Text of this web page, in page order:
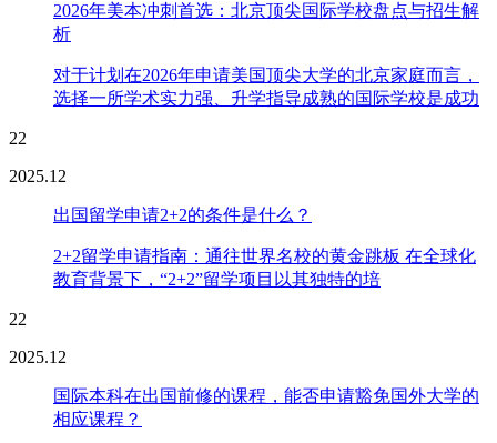
2026年美本冲刺首选：北京顶尖国际学校盘点与招生解
析
对于计划在2026年申请美国顶尖大学的北京家庭而言，
选择一所学术实力强、升学指导成熟的国际学校是成功
22
2025.12
出国留学申请2+2的条件是什么？
2+2留学申请指南：通往世界名校的黄金跳板 在全球化
教育背景下，“2+2”留学项目以其独特的培
22
2025.12
国际本科在出国前修的课程，能否申请豁免国外大学的
相应课程？